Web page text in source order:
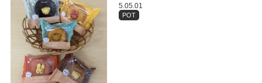
5.05.01
POT